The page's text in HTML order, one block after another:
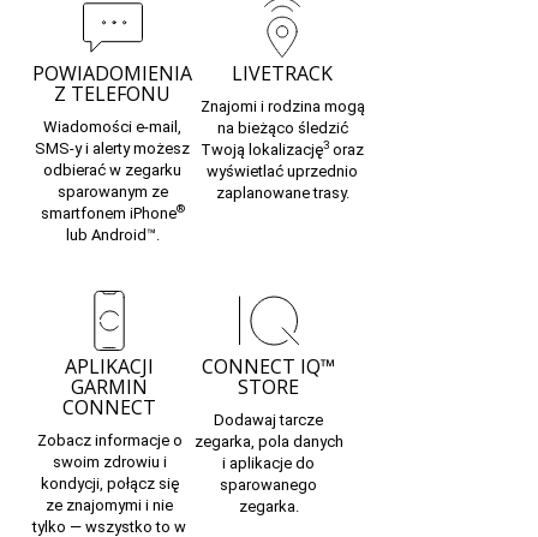
POWIADOMIENIA
Z TELEFONU
Wiadomości e-mail,
SMS-y i alerty możesz
odbierać w zegarku
sparowanym ze
smartfonem iPhone®
lub Android™.
LIVETRACK
Znajomi i rodzina mogą
na bieżąco śledzić
Twoją lokalizację3 oraz
wyświetlać uprzednio
zaplanowane trasy.
APLIKACJI
GARMIN
CONNECT
Zobacz informacje o
swoim zdrowiu i
kondycji, połącz się
ze znajomymi i nie
tylko — wszystko to w
CONNECT IQ™
STORE
Dodawaj tarcze
zegarka, pola danych
i aplikacje do
sparowanego
zegarka.